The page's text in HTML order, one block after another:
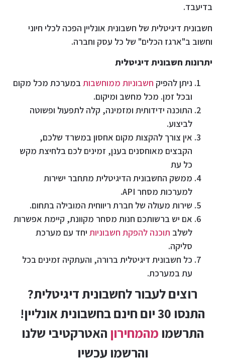
בדיעבד.
חשבונית דיגיטלית של חשבונית אונליין הפכה לכלי חיוני
וחשוב ב"ארגז הכלים" של כל עסק וחברה.
יתרונות חשבונית דיגיטלית
ניתן להפיק חשבוניות ממוחשבותבמערכת מכל מקום
ובכל זמן. מכל מחשב ומיקום.
התוכנה ידידותית ומזמינה, קלה לתפעול ופשוטה
לביצוע.
אין צורך להקצות מקום אחסון במשרד שלכם,
הקבצים מאוחסנים בענן, זמינים לכם בלחיצת מקש
כל עת
ממשק החשבונית הדיגיטלית מתחבר ישירות
למערכות מסחר API.
שירות מעולה של חברת ריווחית המובילה בתחום.
אם יש ברשותכם חנות מסחר מקוונת, קיימת אפשרות
לשלב תוכנה להפקת חשבוניות יחד עם מערכת
סליקה.
כל חשבונית דיגיטלית ברורה, והעתקיה זמינים בכל
עת במערכת.
רוצים לעבור לחשבונית דיגיטלית?
התנסו 30 יום חינם בחשבונית אונליין!
התרשמו מהמחירון האטרקטיבי שלנו
והרשמו עכשיו